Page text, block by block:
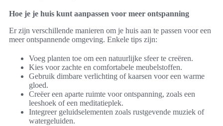
Hoe je je huis kunt aanpassen voor meer ontspanning
Er zijn verschillende manieren om je huis aan te passen voor een
meer ontspannende omgeving. Enkele tips zijn:
Voeg planten toe om een natuurlijke sfeer te creëren.
Kies voor zachte en comfortabele meubelstoffen.
Gebruik dimbare verlichting of kaarsen voor een warme
gloed.
Creëer een aparte ruimte voor ontspanning, zoals een
leeshoek of een meditatieplek.
Integreer geluidselementen zoals rustgevende muziek of
watergeluiden.